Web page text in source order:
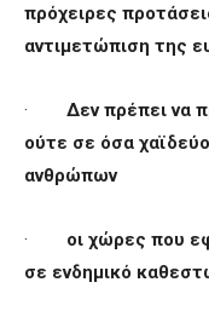
πρόχειρες
αντιμετώπιση της
· Δεν πρέπει να
ούτε σε όσα
ανθρώπων
· οι χώρες που
σε ενδημικό